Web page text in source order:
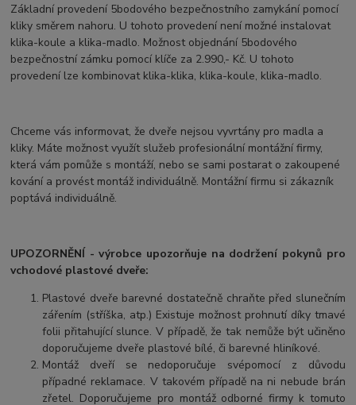
Základní provedení 5bodového bezpečnostního zamykání pomocí
kliky směrem nahoru. U tohoto provedení není možné instalovat
klika-koule a klika-madlo. Možnost objednání 5bodového
bezpečnostní zámku pomocí klíče za 2.990,- Kč. U tohoto
provedení lze kombinovat klika-klika, klika-koule, klika-madlo.
Chceme vás informovat, že dveře nejsou vyvrtány pro madla a
kliky. Máte možnost využít služeb profesionální montážní firmy,
která vám pomůže s montáží, nebo se sami postarat o zakoupené
kování a provést montáž individuálně. Montážní firmu si zákazník
poptává individuálně.
UPOZORNĚNÍ - výrobce upozorňuje na dodržení pokynů pro
vchodové plastové dveře:
Plastové dveře barevné dostatečně chraňte před slunečním
zářením (stříška, atp.) Existuje možnost prohnutí díky tmavé
folii přitahující slunce. V případě, že tak nemůže být učiněno
doporučujeme dveře plastové bílé, či barevné hliníkové.
Montáž dveří se nedoporučuje svépomocí z důvodu
případné reklamace. V takovém případě na ni nebude brán
zřetel. Doporučujeme pro montáž odborné firmy k tomuto